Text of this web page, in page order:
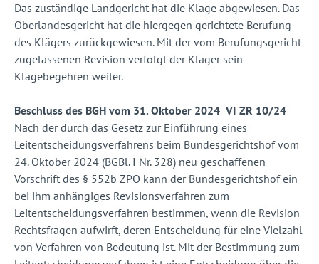
Das zuständige Landgericht hat die Klage abgewiesen. Das
Oberlandesgericht hat die hiergegen gerichtete Berufung
des Klägers zurückgewiesen. Mit der vom Berufungsgericht
zugelassenen Revision verfolgt der Kläger sein
Klagebegehren weiter.
Beschluss des BGH vom 31. Oktober 2024 VI ZR 10/24
Nach der durch das Gesetz zur Einführung eines
Leitentscheidungsverfahrens beim Bundesgerichtshof vom
24. Oktober 2024 (BGBl. I Nr. 328) neu geschaffenen
Vorschrift des § 552b ZPO kann der Bundesgerichtshof ein
bei ihm anhängiges Revisionsverfahren zum
Leitentscheidungsverfahren bestimmen, wenn die Revision
Rechtsfragen aufwirft, deren Entscheidung für eine Vielzahl
von Verfahren von Bedeutung ist. Mit der Bestimmung zum